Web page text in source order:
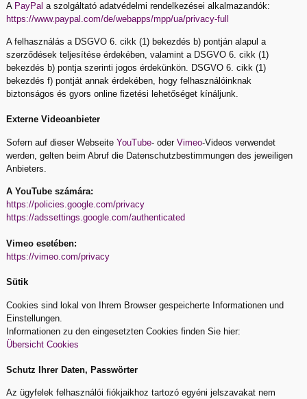
A PayPal a szolgáltató adatvédelmi rendelkezései alkalmazandók:
https://www.paypal.com/de/webapps/mpp/ua/privacy-full
A felhasználás a DSGVO 6. cikk (1) bekezdés b) pontján alapul a
szerződések teljesítése érdekében, valamint a DSGVO 6. cikk (1)
bekezdés b) pontja szerinti jogos érdekünkön. DSGVO 6. cikk (1)
bekezdés f) pontját annak érdekében, hogy felhasználóinknak
biztonságos és gyors online fizetési lehetőséget kínáljunk.
Externe Videoanbieter
Sofern auf dieser WebseiteYouTube- oderVimeo-Videos verwendet
werden, gelten beim Abruf die Datenschutzbestimmungen des jeweiligen
Anbieters.
A YouTube számára:
https://policies.google.com/privacy
https://adssettings.google.com/authenticated
Vimeo esetében:
https://vimeo.com/privacy
Sütik
Cookies sind lokal von Ihrem Browser gespeicherte Informationen und
Einstellungen.
Informationen zu den eingesetzten Cookies finden Sie hier:
Übersicht Cookies
Schutz Ihrer Daten, Passwörter
Az ügyfelek felhasználói fiókjaikhoz tartozó egyéni jelszavakat nem